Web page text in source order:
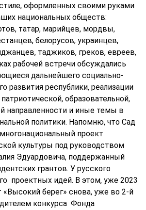
оформленных своими руками
национальных обществ:
татар, марийцев, мордвы,
белорусов, украинцев,
таджиков, греков, евреев,
рабочей встречи обсуждались
дальнейшего социально-
развития республики, реализации
образовательной,
направленности и иные темы в
политики. Напомню, что Сад
проект
культуры под руководством
Эдуардовича, поддержанный
грантов. У русского
проектных идей. В этом, уже 2023
«Высокий берег» снова, уже во 2-й
конкурса Фонда